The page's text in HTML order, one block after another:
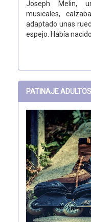
Joseph Melin,
musicales,
adaptado unas
espejo. Había
PATINAJE ADULTOS